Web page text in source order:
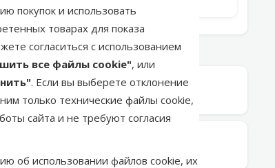
покупок и использовать
товарах для показа
согласиться с использованием
все файлы cookie", или
. Если вы выберете отклонение
только технические файлы cookie,
сайта и не требуют согласия
об использовании файлов cookie, их
недоступен